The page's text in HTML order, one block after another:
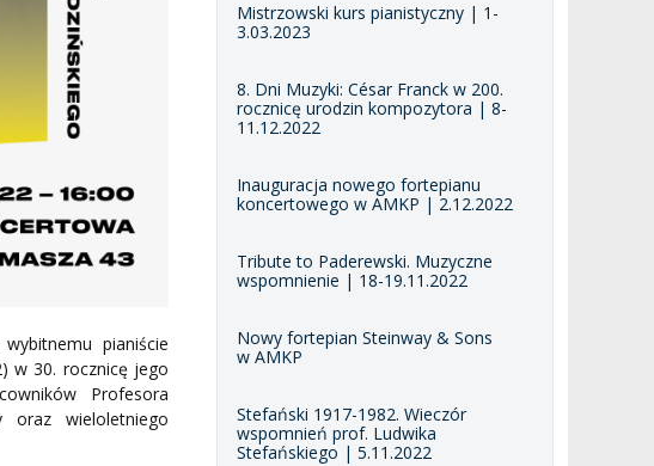
Mistrzowski kurs pianistyczny | 1-
3.03.2023
8. Dni Muzyki: César Franck w 200.
rocznicę urodzin kompozytora | 8-
11.12.2022
Inauguracja nowego fortepianu
koncertowego w AMKP | 2.12.2022
Tribute to Paderewski. Muzyczne
wspomnienie | 18-19.11.2022
Nowy fortepian Steinway & Sons
w AMKP
Stefański 1917-1982. Wieczór
wspomnień prof. Ludwika
Stefańskiego | 5.11.2022
pianiście
w 30. rocznicę jego
Profesora
oraz wieloletniego